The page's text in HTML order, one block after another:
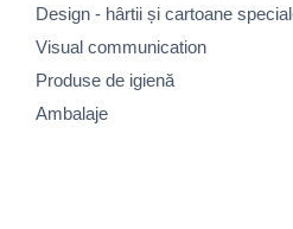
Design - hârtii și cartoane
Visual communication
Produse de igienă
Ambalaje